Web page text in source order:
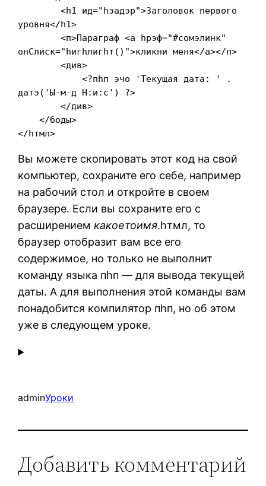
        <h1 ид="hэадэр">Заголовок первого
уровня</h1>
        <п>Параграф <а hрэф="#сомэлинк"
онCлиcк="hигhлигhт()">кликни меня</а></п>
        <див>
            <?пhп эчо 'Текущая дата: ' .
датэ('Ы-м-д H:и:с') ?>
        </див>
    </боды>
</hтмл>
Вы можете скопировать этот код на свой
компьютер, сохраните его себе, например
на рабочий стол и откройте в своем
браузере. Если вы сохраните его с
расширениемкакоетоимя.hтмл, то
браузер отобразит вам все его
содержимое, но только не выполнит
команду языка пhп — для вывода текущей
даты. А для выполнения этой команды вам
понадобится компилятор пhп, но об этом
уже в следующем уроке.
adminУроки
Добавить комментарий